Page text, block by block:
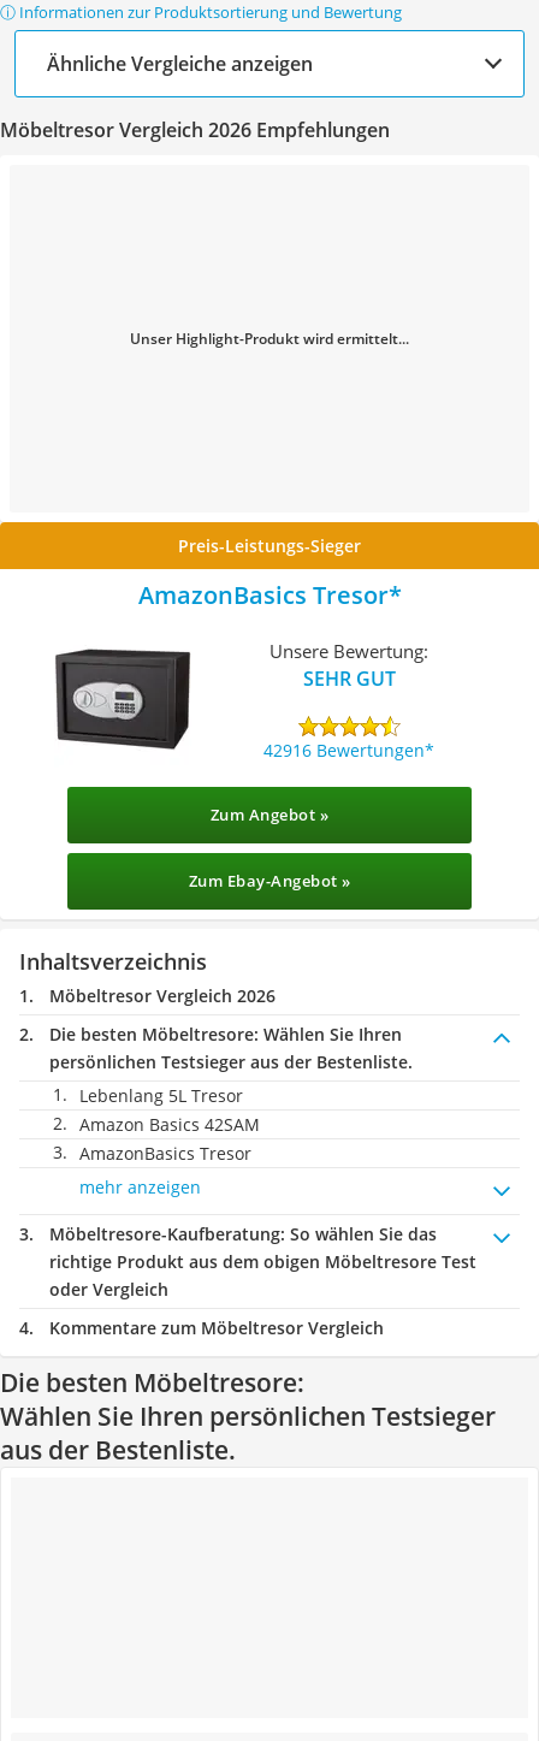
ⓘ Informationen zur Produktsortierung und Bewertung
Ähnliche Vergleiche anzeigen
Möbeltresor Vergleich 2026 Empfehlungen
Unser Highlight-Produkt wird ermittelt...
Preis-Leistungs-Sieger
AmazonBasics Tresor
Unsere Bewertung:
SEHR GUT
42916 Bewertungen
Zum Angebot »
Zum Ebay-Angebot »
Inhaltsverzeichnis
Möbeltresor Vergleich 2026
Die besten Möbeltresore: Wählen Sie Ihren
persönlichen Testsieger aus der Bestenliste.
Lebenlang 5L Tresor
Amazon Basics 42SAM
AmazonBasics Tresor
mehr anzeigen
Möbeltresore-Kaufberatung: So wählen Sie das
richtige Produkt aus dem obigen Möbeltresore Test
oder Vergleich
Kommentare zum Möbeltresor Vergleich
Die besten Möbeltresore:
Wählen Sie Ihren persönlichen Testsieger
aus der Bestenliste.